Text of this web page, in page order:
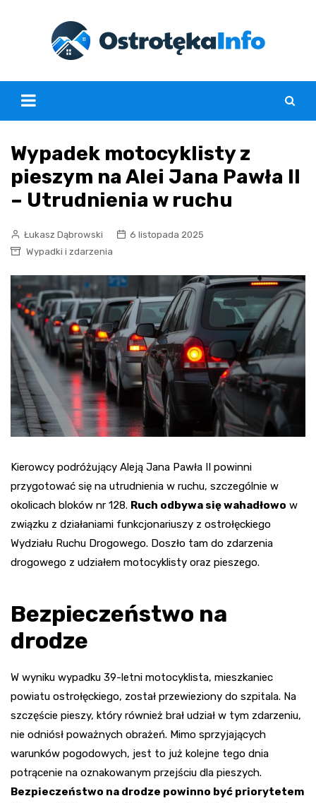
Wypadek motocyklisty z
pieszym na Alei Jana Pawła II
– Utrudnienia w ruchu
Łukasz Dąbrowski
6 listopada 2025
Wypadki i zdarzenia
Kierowcy podróżujący Aleją Jana Pawła II powinni
przygotować się na utrudnienia w ruchu, szczególnie w
okolicach bloków nr 128. Ruch odbywa się wahadłowo w
związku z działaniami funkcjonariuszy z ostrołęckiego
Wydziału Ruchu Drogowego. Doszło tam do zdarzenia
drogowego z udziałem motocyklisty oraz pieszego.
Bezpieczeństwo na
drodze
W wyniku wypadku 39-letni motocyklista, mieszkaniec
powiatu ostrołęckiego, został przewieziony do szpitala. Na
szczęście pieszy, który również brał udział w tym zdarzeniu,
nie odniósł poważnych obrażeń. Mimo sprzyjających
warunków pogodowych, jest to już kolejne tego dnia
potrącenie na oznakowanym przejściu dla pieszych.
Bezpieczeństwo na drodze powinno być priorytetem